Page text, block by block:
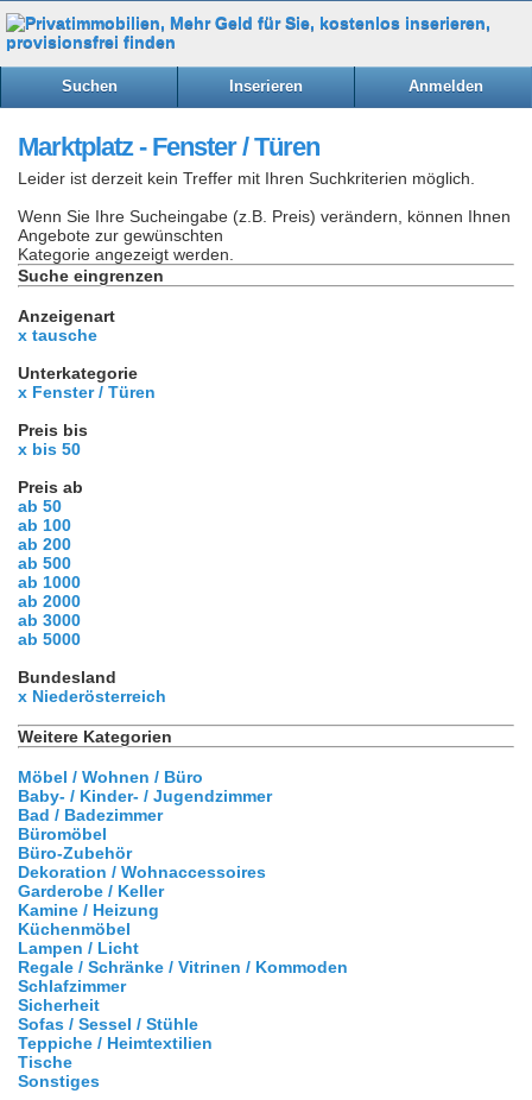
Suchen Inserieren Anmelden
Marktplatz - Fenster / Türen
Leider ist derzeit kein Treffer mit Ihren Suchkriterien möglich.
Wenn Sie Ihre Sucheingabe (z.B. Preis) verändern, können Ihnen
Angebote zur gewünschten
Kategorie angezeigt werden.
Suche eingrenzen
Anzeigenart
x tausche
Unterkategorie
x Fenster / Türen
Preis bis
x bis 50
Preis ab
ab 50
ab 100
ab 200
ab 500
ab 1000
ab 2000
ab 3000
ab 5000
Bundesland
x Niederösterreich
Weitere Kategorien
Möbel / Wohnen / Büro
Baby- / Kinder- / Jugendzimmer
Bad / Badezimmer
Büromöbel
Büro-Zubehör
Dekoration / Wohnaccessoires
Garderobe / Keller
Kamine / Heizung
Küchenmöbel
Lampen / Licht
Regale / Schränke / Vitrinen / Kommoden
Schlafzimmer
Sicherheit
Sofas / Sessel / Stühle
Teppiche / Heimtextilien
Tische
Sonstiges